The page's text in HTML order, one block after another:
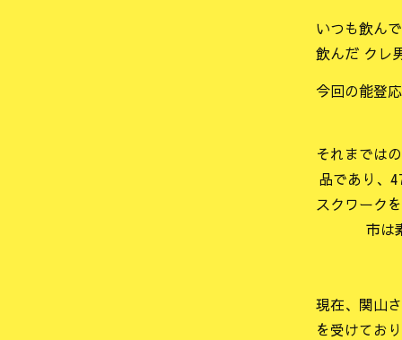
いつも飲ん
飲んだ クレ
今回の能登
それまでは
品であり、
スクワーク
市は
現在、関山
を受けてお